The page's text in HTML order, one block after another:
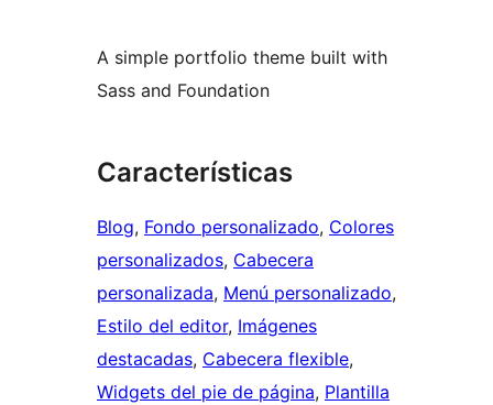
A simple portfolio theme built with
Sass and Foundation
Características
Blog, Fondo personalizado, Colores
personalizados, Cabecera
personalizada, Menú personalizado
Estilo del editor, Imágenes
destacadas, Cabecera flexible
Widgets del pie de página, Plantilla